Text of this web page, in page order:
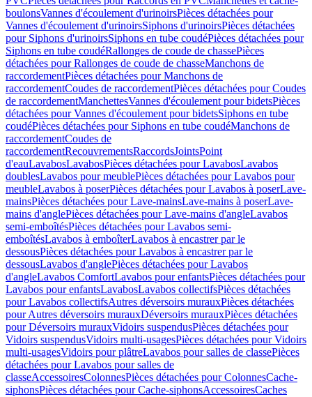
boulonsVannes d'écoulement d'urinoirsPièces détachées pour
Vannes d'écoulement d'urinoirsSiphons d'urinoirsPièces détachées
pour Siphons d'urinoirsSiphons en tube coudéPièces détachées pour
Siphons en tube coudéRallonges de coude de chassePièces
détachées pour Rallonges de coude de chasseManchons de
raccordementPièces détachées pour Manchons de
raccordementCoudes de raccordementPièces détachées pour Coudes
de raccordementManchettesVannes d'écoulement pour bidetsPièces
détachées pour Vannes d'écoulement pour bidetsSiphons en tube
coudéPièces détachées pour Siphons en tube coudéManchons de
raccordementCoudes de
raccordementRecouvrementsRaccordsJointsPoint
d'eauLavabosLavabosPièces détachées pour LavabosLavabos
doublesLavabos pour meublePièces détachées pour Lavabos pour
meubleLavabos à poserPièces détachées pour Lavabos à poserLave-
mainsPièces détachées pour Lave-mainsLave-mains à poserLave-
mains d'anglePièces détachées pour Lave-mains d'angleLavabos
semi-emboîtésPièces détachées pour Lavabos semi-
emboîtésLavabos à emboîterLavabos à encastrer par le
dessousPièces détachées pour Lavabos à encastrer par le
dessousLavabos d'anglePièces détachées pour Lavabos
d'angleLavabos ComfortLavabos pour enfantsPièces détachées pour
Lavabos pour enfantsLavabosLavabos collectifsPièces détachées
pour Lavabos collectifsAutres déversoirs murauxPièces détachées
pour Autres déversoirs murauxDéversoirs murauxPièces détachées
pour Déversoirs murauxVidoirs suspendusPièces détachées pour
Vidoirs suspendusVidoirs multi-usagesPièces détachées pour Vidoirs
multi-usagesVidoirs pour plâtreLavabos pour salles de classePièces
détachées pour Lavabos pour salles de
classeAccessoiresColonnesPièces détachées pour ColonnesCache-
siphonsPièces détachées pour Cache-siphonsAccessoiresCaches